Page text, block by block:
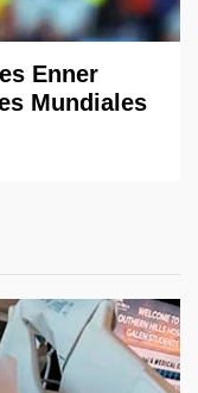
Enner
Mundiales